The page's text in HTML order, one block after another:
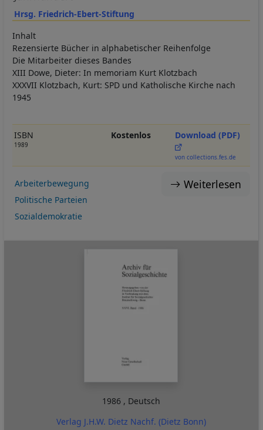
Hrsg. Friedrich-Ebert-Stiftung
Inhalt
Rezensierte Bücher in alphabetischer Reihenfolge
Die Mitarbeiter dieses Bandes
XIII Dowe, Dieter: In memoriam Kurt Klotzbach
XXXVII Klotzbach, Kurt: SPD und Katholische Kirche nach
1945
ISBN
1989
Kostenlos Download (PDF)
von collections.fes.de
Weiterlesen
Arbeiterbewegung
Politische Parteien
Sozialdemokratie
1986 , Deutsch
Verlag J.H.W. Dietz Nachf. (Dietz Bonn)